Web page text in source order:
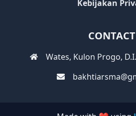
Kebijakan
CONTACT
Wates, Kulon Progo,